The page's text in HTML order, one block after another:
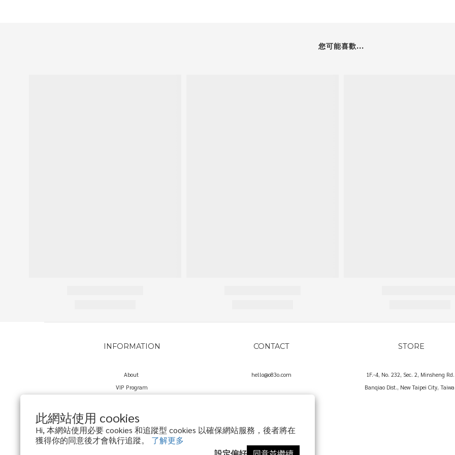
此網站使用 cookies
Hi, 本網站使用必要 cookies 和追蹤型 cookies 以確保網站服務，後者將在
獲得你的同意後才會執行追蹤。 了解更多
您可能喜歡...
INFORMATION
About
VIP Program
Return Policy
Privacy Policy
CONTACT
hello@o83o.com
STORE
1F.-4, No. 232, Sec. 2, Minsheng
Banqiao Dist., New Taipei City,